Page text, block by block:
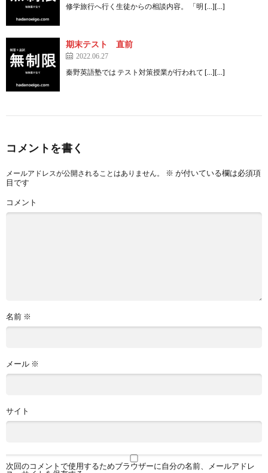
修学旅行へ行く生徒からの相談内容。 「明 […][…]
期末テスト 直前
2022.06.27
秦野英語塾では テスト対策授業が行われて […][…]
コメントを書く
メールアドレスが公開されることはありません。 ※ が付いている欄は必須項
目です
コメント
名前 ※
メール ※
サイト
次回のコメントで使用するためブラウザーに自分の名前、メールアドレ